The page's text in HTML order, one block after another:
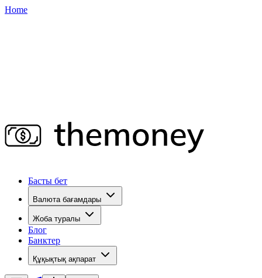
Home
Басты бет
Валюта бағамдары
Жоба туралы
Блог
Банктер
Құқықтық ақпарат